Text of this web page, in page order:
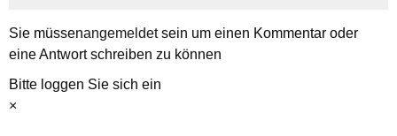
Sie müssenangemeldetsein um einen Kommentar oder
eine Antwort schreiben zu können
Bitte loggen Sie sich ein
×